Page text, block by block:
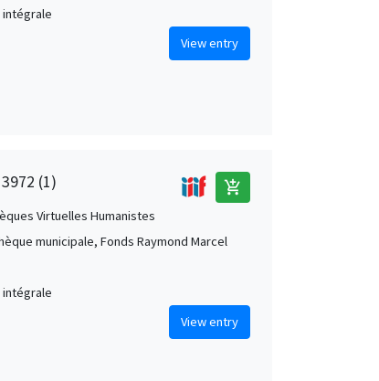
View entry
(1) add_shopping_cart
Virtuelles Humanistes
municipale, Fonds Raymond Marcel
View entry